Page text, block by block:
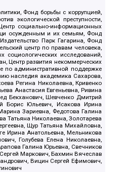
Фонд борьбы с коррупцией,
экологической преступности,
социально-информационных
осужденным и их семьям, Фонд
Парк Гагарина, Фонд
центр по правам человека,
социологических исследований,
Центр развития некоммерческих
по административной поддержке
наследия академика Сахарова,
Регина Николаевна, Кривенко
Анастасия Евгеньевна, Ривина
Бекханович, Шевченко Дмитрий
Борис Юльевич, Исакова Ирина
Зариевна, Федотова Галина
Татьяна Николаевна, Золотарева
Щур Татьяна Михайловна,
Ирина Анатольевна, Мельникова
Голубева Елена Николаевна,
Галина Юрьевна, Свечников
Маркович, Бахмин Вячеслав
Вицин Сергей Ефимович,